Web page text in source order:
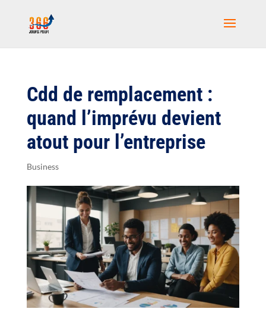
Cdd de remplacement :
quand l’imprévu devient
atout pour l’entreprise
Business